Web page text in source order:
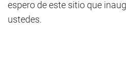
espero de este sitio que
ustedes.